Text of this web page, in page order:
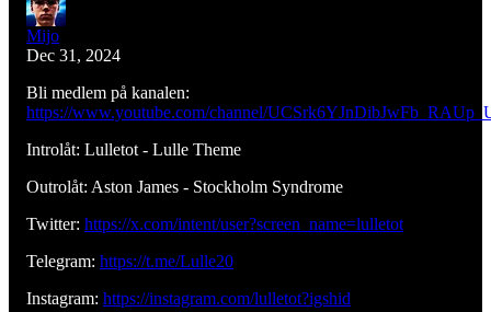
Mijo
Dec 31, 2024
Bli medlem på kanalen:
https://www.youtube.com/channel/
Introlåt: Lulletot - Lulle Theme
Outrolåt: Aston James - Stockholm Syndrome
Twitter: https://x.com/intent/user?screen_name=lulletot
Telegram: https://t.me/Lulle20
Instagram: https://instagram.com/lulletot?igshid